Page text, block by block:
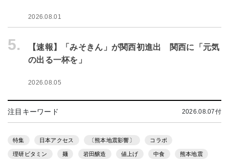
2026.08.01
5.
【速報】「みそきん」が関西初進出 関西に「元気
の出る一杯を」
2026.08.05
注目キーワード 2026.08.07付
特集 日本アクセス 〔熊本地震影響〕 コラボ
理研ビタミン 麺 岩田醸造 値上げ 中食 熊本地震